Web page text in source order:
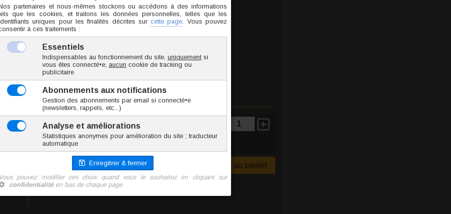
MarqueInoki
Origine Thaïlande
Conformité RSGP
9.9 g
8.95 €
Ajouter au panier